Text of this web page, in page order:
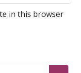
in this browser